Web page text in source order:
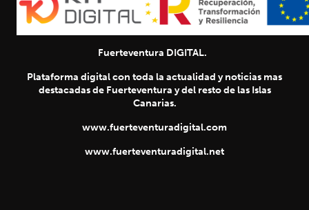
Fuerteventura DIGITAL.
Plataforma digital con toda la actualidad y noticias mas
destacadas de Fuerteventura y del resto de las Islas
Canarias.
www.fuerteventuradigital.com
www.fuerteventuradigital.net